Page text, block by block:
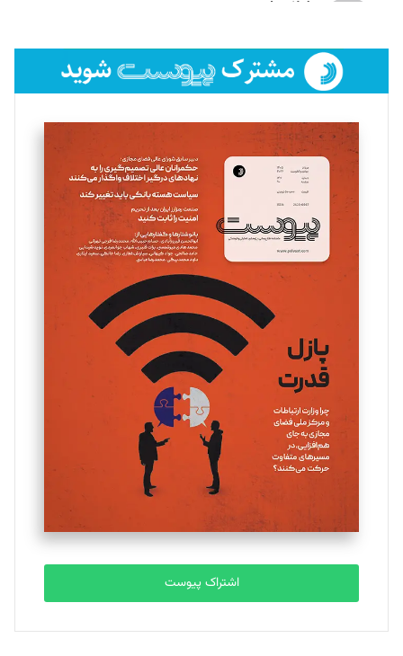
لیلا حنارود
فائزه فتحی رستمی
تحریریه
سروش کرمیان
تحریریه
مینا پاکدل
یسنا امان‌پور
تحریریه
ملینا جعفری
تحریریه
مصطفی مسجدی آرانی
تحریریه
بابک نقاش
تحریریه
اشتراک پیوست